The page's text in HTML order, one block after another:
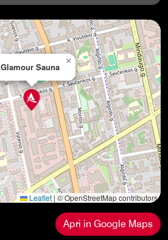
Glamour Sauna
×
Leaflet | © OpenStreetMap contributors
Apri in Google Maps